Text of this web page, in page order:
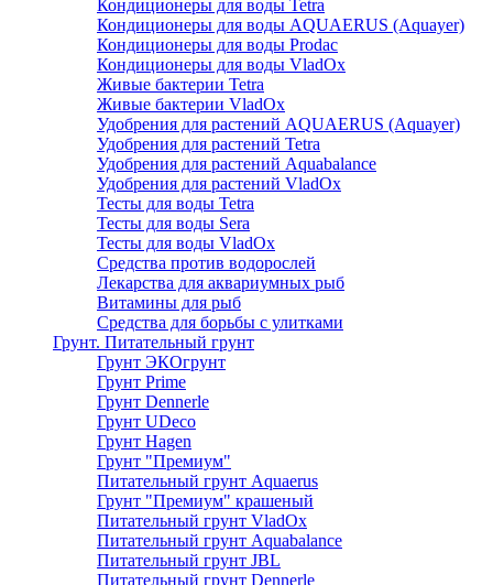
Кондиционеры для воды Tetra
Кондиционеры для воды AQUAERUS (Aquayer)
Кондиционеры для воды Prodac
Кондиционеры для воды VladOx
Живые бактерии Tetra
Живые бактерии VladOx
Удобрения для растений AQUAERUS (Aquayer)
Удобрения для растений Tetra
Удобрения для растений Aquabalance
Удобрения для растений VladOx
Тесты для воды Tetra
Тесты для воды Sera
Тесты для воды VladOx
Средства против водорослей
Лекарства для аквариумных рыб
Витамины для рыб
Средства для борьбы с улитками
Грунт. Питательный грунт
Грунт ЭКОгрунт
Грунт Prime
Грунт Dennerle
Грунт UDeco
Грунт Hagen
Грунт "Премиум"
Питательный грунт Aquaerus
Грунт "Премиум" крашеный
Питательный грунт VladOx
Питательный грунт Aquabalance
Питательный грунт JBL
Питательный грунт Dennerle